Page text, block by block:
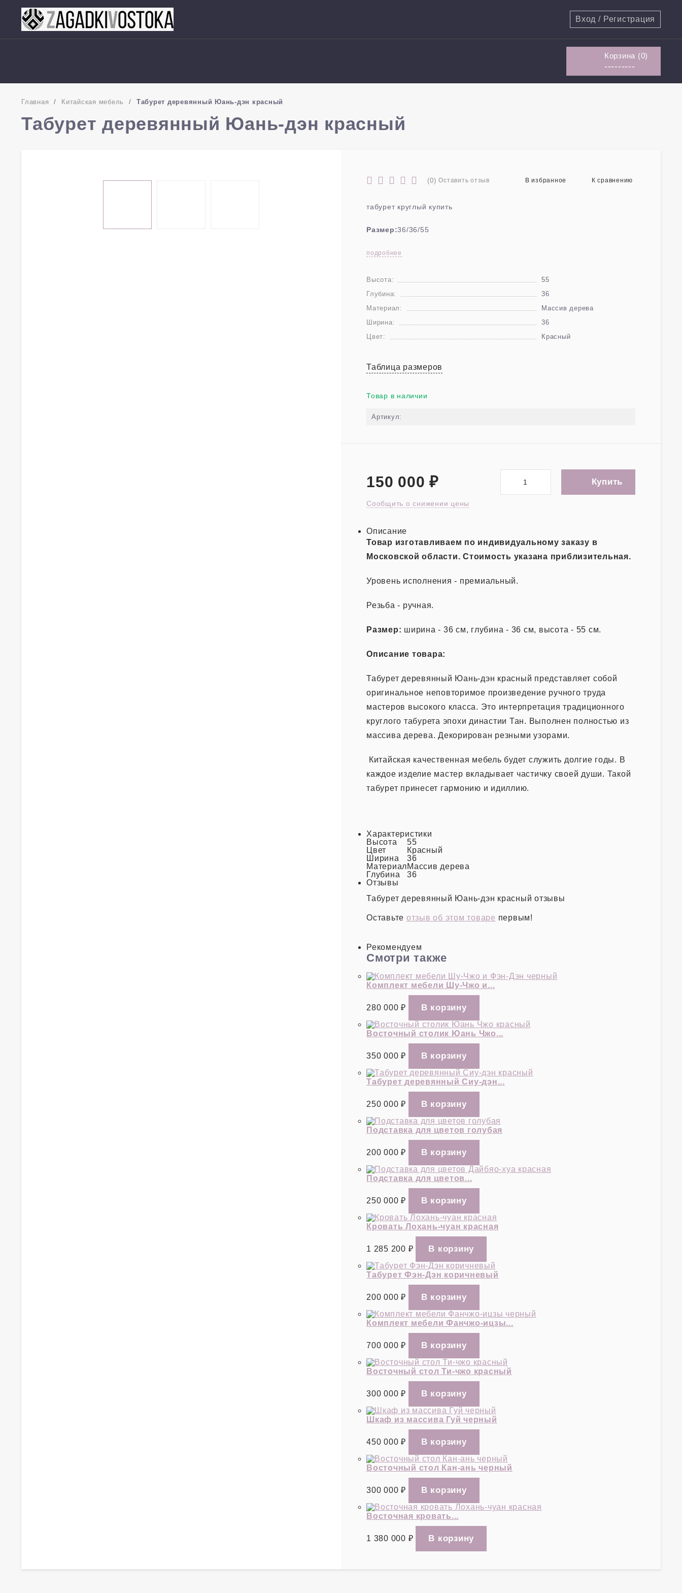
Вход / Регистрация
Корзина (0)
---------
Главная / Китайская мебель / Табурет деревянный Юань-дэн красный
Табурет деревянный Юань-дэн красный
(0) Оставить отзыв В избранное К сравнению
табурет круглый купить
Размер:36/36/55
подробнее
Высота:
55
Глубина:
36
Материал:
Массив дерева
Ширина:
36
Цвет:
Красный
Таблица размеров
Товар в наличии
Артикул:
150 000 ₽ Купить
Сообщить о снижении цены
Описание
Товар изготавливаем по индивидуальному заказу в
Московской области. Стоимость указана приблизительная.
Уровень исполнения - премиальный.
Резьба - ручная.
Размер: ширина - 36 см, глубина - 36 см, высота - 55 см.
Описание товара:
Табурет деревянный Юань-дэн красный представляет собой
оригинальное неповторимое произведение ручного труда
мастеров высокого класса. Это интерпретация традиционного
круглого табурета эпохи династии Тан. Выполнен полностью из
массива дерева. Декорирован резными узорами.
Китайская качественная мебель будет служить долгие годы. В
каждое изделие мастер вкладывает частичку своей души. Такой
табурет принесет гармонию и идиллию.
Характеристики
Высота
55
Цвет
Красный
Ширина
36
МатериалМассив дерева
Глубина
36
Отзывы
Табурет деревянный Юань-дэн красный отзывы
Оставьте отзыв об этом товаре первым!
Рекомендуем
Смотри также
Комплект мебели Шу-Чжо и...
280 000 ₽
Восточный столик Юань Чжо...
350 000 ₽
Табурет деревянный Сиу-дэн...
250 000 ₽
Подставка для цветов голубая
200 000 ₽
Подставка для цветов...
250 000 ₽
Кровать Лохань-чуан красная
1 285 200 ₽
Табурет Фэн-Дэн коричневый
200 000 ₽
Комплект мебели Фанчжо-ицзы...
700 000 ₽
Восточный стол Ти-чжо красный
300 000 ₽
Шкаф из массива Гуй черный
450 000 ₽
Восточный стол Кан-ань черный
300 000 ₽
Восточная кровать...
1 380 000 ₽